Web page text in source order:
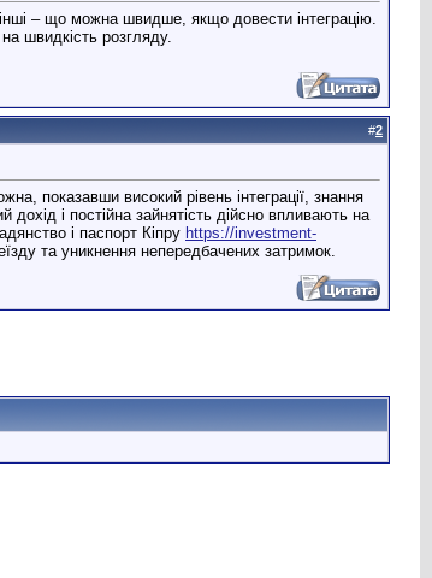
– що можна швидше, якщо довести інтеграцію.
швидкість розгляду.
#2
показавши високий рівень інтеграції, знання
і постійна зайнятість дійсно впливають на
і паспорт Кіпру https://investment-
та уникнення непередбачених затримок.